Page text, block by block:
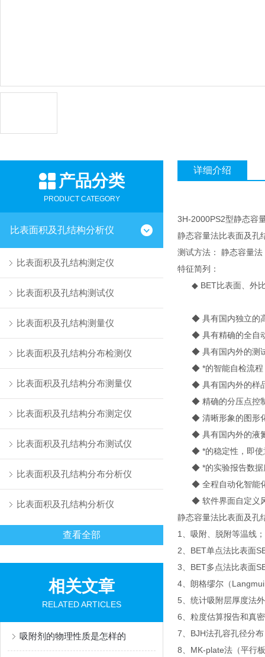
产品分类
PRODUCT CATEGORY
比表面积及孔结构分析仪
比表面积及孔结构测定仪
比表面积及孔结构测试仪
比表面积及孔结构测量仪
比表面积及孔结构分布检测仪
比表面积及孔结构分布测量仪
比表面积及孔结构分布测定仪
比表面积及孔结构分布测试仪
比表面积及孔结构分布分析仪
比表面积及孔结构分析仪
查看全部
相关文章
RELATED ARTICLES
吸附剂的物理性质是怎样的
详细介绍
3H-2000PS2型静态容
静态容量法比表面及孔
测试方法： 静态容量法
特征简列：
◆ BET比表面、外比
◆ 具有国内独立的高
◆ 具有精确的全自动
◆ 具有国内外的测试
◆ *的智能自检流程
◆ 具有国内外的样品
◆ 精确的分压点控制
◆ 清晰形象的图形化
◆ 具有国内外的液氮
◆ *的稳定性，即使
◆ *的实验报告数据
◆ 全程自动化智能化
◆ 软件界面自定义
静态容量法比表面及孔
1、吸附、脱附等温线；
2、BET单点法比表面
3、BET多点法比表
4、朗格缪尔（
5、统计吸附层厚度法
6、粒度估算报告和真
7、BJH法孔容孔径分
8、MK-plate法（平行